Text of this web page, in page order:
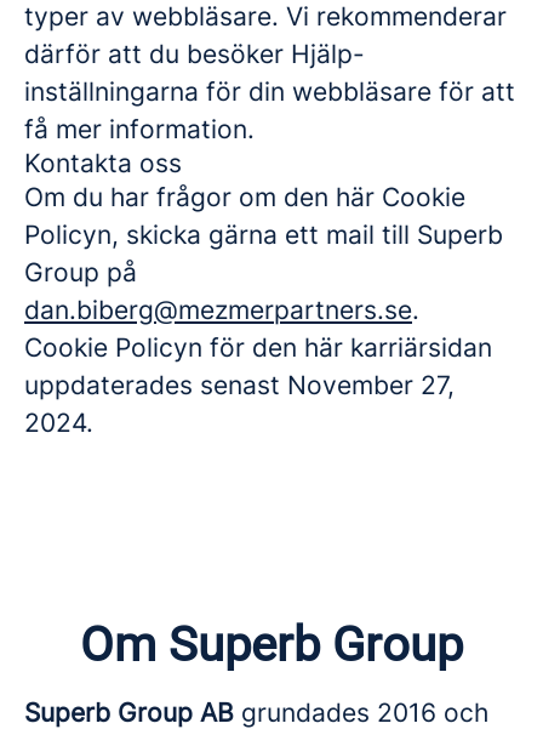
typer av webbläsare. Vi rekommenderar
därför att du besöker Hjälp-
inställningarna för din webbläsare för att
få mer information.
Kontakta oss
Om du har frågor om den här Cookie
Policyn, skicka gärna ett mail till Superb
Group på
dan.biberg@mezmerpartners.se.
Cookie Policyn för den här karriärsidan
uppdaterades senast November 27,
2024.
Om Superb Group
Superb Group AB grundades 2016 och